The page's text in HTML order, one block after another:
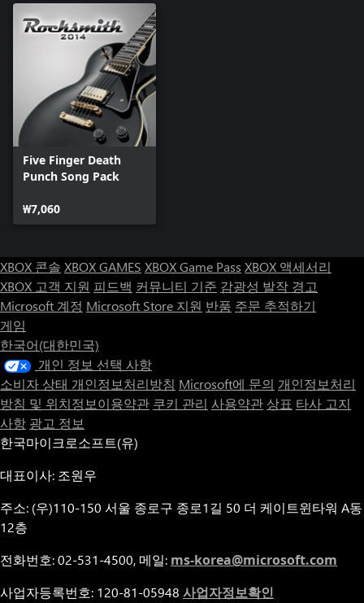
Five Finger Death
Punch Song Pack
₩7,060
XBOX 콘솔 XBOX GAMES XBOX Game Pass XBOX 액세서리
XBOX 고객 지원 피드백 커뮤니티 기준 감광성 발작 경고
Microsoft 계정 Microsoft Store 지원 반품 주문 추적하기
게임
한국어(대한민국)
개인 정보 선택 사항
소비자 상태 개인정보처리방침 Microsoft에 문의 개인정보처리
방침 및 위치정보이용약관 쿠키 관리 사용약관 상표 타사 고지
사항 광고 정보
한국마이크로소프트(유)
대표이사: 조원우
주소: (우)110-150 서울 종로구 종로1길 50 더 케이트윈타워 A동
12층
전화번호: 02-531-4500, 메일: ms-korea@microsoft.com
사업자등록번호: 120-81-05948 사업자정보확인